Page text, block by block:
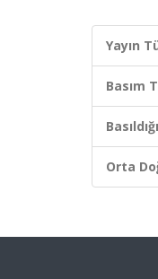
Yayın
Basım
Orta